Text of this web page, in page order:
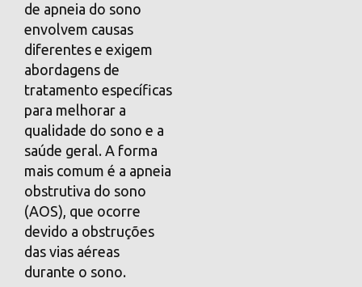
de apneia do sono
envolvem causas
diferentes e exigem
abordagens de
tratamento específicas
para melhorar a
qualidade do sono e a
saúde geral. A forma
mais comum é a apneia
obstrutiva do sono
(AOS), que ocorre
devido a obstruções
das vias aéreas
durante o sono.